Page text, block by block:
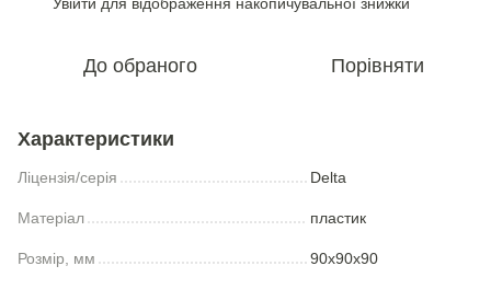
До обраного Порівняти
Характеристики
Ліцензія/серія Delta
Матеріал пластик
Розмір, мм 90x90x90